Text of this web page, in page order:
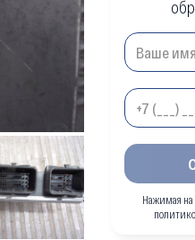
Нажимая на